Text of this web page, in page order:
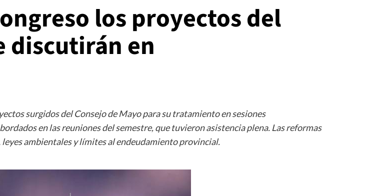
los proyectos del
discutirán en
surgidos del Consejo de Mayo para su tratamiento en sesiones
en las reuniones del semestre, que tuvieron asistencia plena. Las reformas
ambientales y límites al endeudamiento provincial.